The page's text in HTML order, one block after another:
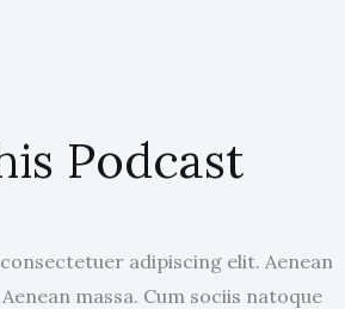
Podcast
adipiscing elit. Aenean
massa. Cum sociis natoque